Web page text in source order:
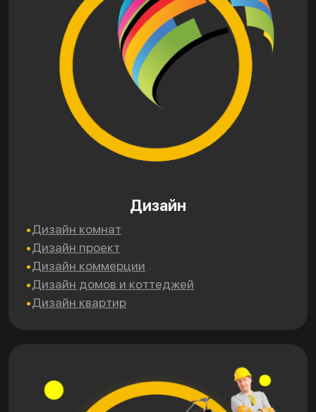
Дизайн
Дизайн комнат
Дизайн проект
Дизайн коммерции
Дизайн домов и коттеджей
Дизайн квартир